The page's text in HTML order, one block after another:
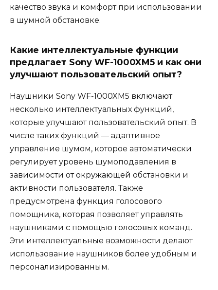
качество звука и комфорт при использовании
в шумной обстановке.
Какие интеллектуальные функции
предлагает Sony WF-1000XM5 и как они
улучшают пользовательский опыт?
Наушники Sony WF-1000XM5 включают
несколько интеллектуальных функций,
которые улучшают пользовательский опыт. В
числе таких функций — адаптивное
управление шумом, которое автоматически
регулирует уровень шумоподавления в
зависимости от окружающей обстановки и
активности пользователя. Также
предусмотрена функция голосового
помощника, которая позволяет управлять
наушниками с помощью голосовых команд.
Эти интеллектуальные возможности делают
использование наушников более удобным и
персонализированным.